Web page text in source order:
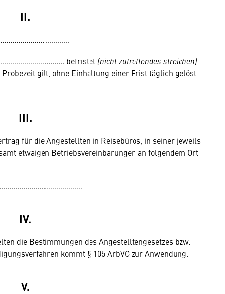
II.
befristet (nicht zutreffendes streichen)
gilt, ohne Einhaltung einer Frist täglich gelöst
III.
für die Angestellten in Reisebüros, in seiner jeweils
etwaigen Betriebsvereinbarungen an folgendem Ort
IV.
die Bestimmungen des Angestelltengesetzes bzw.
kommt § 105 ArbVG zur Anwendung.
V.